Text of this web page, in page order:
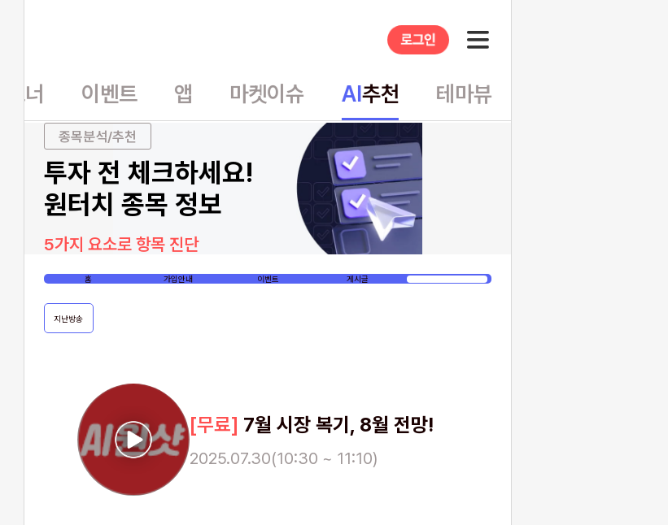
파트너 이벤트 앱 마켓이슈 AI추천 테마뷰
종목분석/추천
투자 전 체크하세요!
원터치 종목 정보
5가지 요소로 항목 진단
홈 가입안내 이벤트 게시글
지난방송
7월 시장 복기, 8월 전망!
2025.07.30(10:30 ~ 11:10)